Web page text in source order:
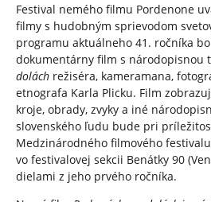
Festival nemého filmu Pordenone
filmy s hudobným sprievodom
programu aktuálneho 41. ročníka
dokumentárny film s národopisnou
dolách režiséra, kameramana,
etnografa Karla Plicku. Film
kroje, obrady, zvyky a iné
slovenského ľudu bude pri
Medzinárodného filmového
vo festivalovej sekcii Benátky 90
dielami z jeho prvého ročníka.